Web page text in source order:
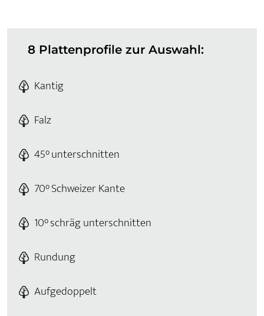
8 Plattenprofile zur Auswahl:
Kantig
Falz
45° unterschnitten
70° Schweizer Kante
10° schräg unterschnitten
Rundung
Aufgedoppelt